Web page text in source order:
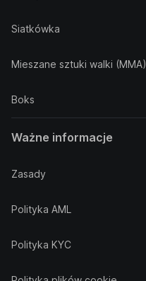
Siatkówka
Mieszane sztuki walki (MMA)
Boks
Ważne informacje
Zasady
Polityka AML
Polityka KYC